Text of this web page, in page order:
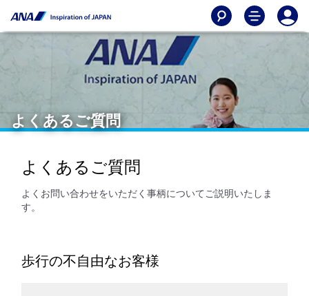
よくあるご質問
よくあるご質問
よくお問い合わせをいただく事柄についてご説明いたしま
す。
歩行の不自由なお客様